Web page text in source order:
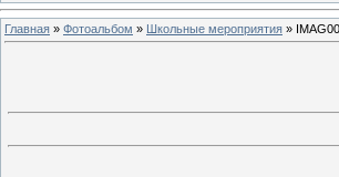
Главная » Фотоальбом » Школьные мероприятия »